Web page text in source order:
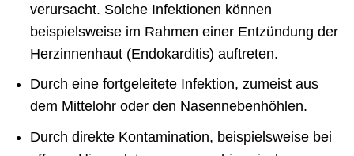
verursacht. Solche Infektionen können
beispielsweise im Rahmen einer Entzündung der
Herzinnenhaut (Endokarditis) auftreten.
Durch eine fortgeleitete Infektion, zumeist aus
dem Mittelohr oder den Nasennebenhöhlen.
Durch direkte Kontamination, beispielsweise bei